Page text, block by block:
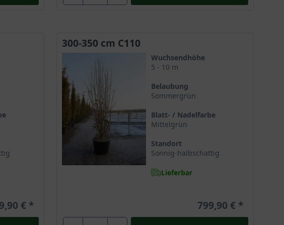
Hier wird sich seine ausladende Wuchslinie am besten
und zieht alle Blicke auf sich. Der Chinesische Blumen-
und Parkanlagen oder erhält zur Verschönerung einer Fassade
zu bringen.
€
300-350 cm C110
Wuchsendhöhe
5 - 10 m
Belaubung
Sommergrün
Blatt- / Nadelfarbe
Mittelgrün
Standort
Sonnig-halbschattig
Lieferbar
799,90 €